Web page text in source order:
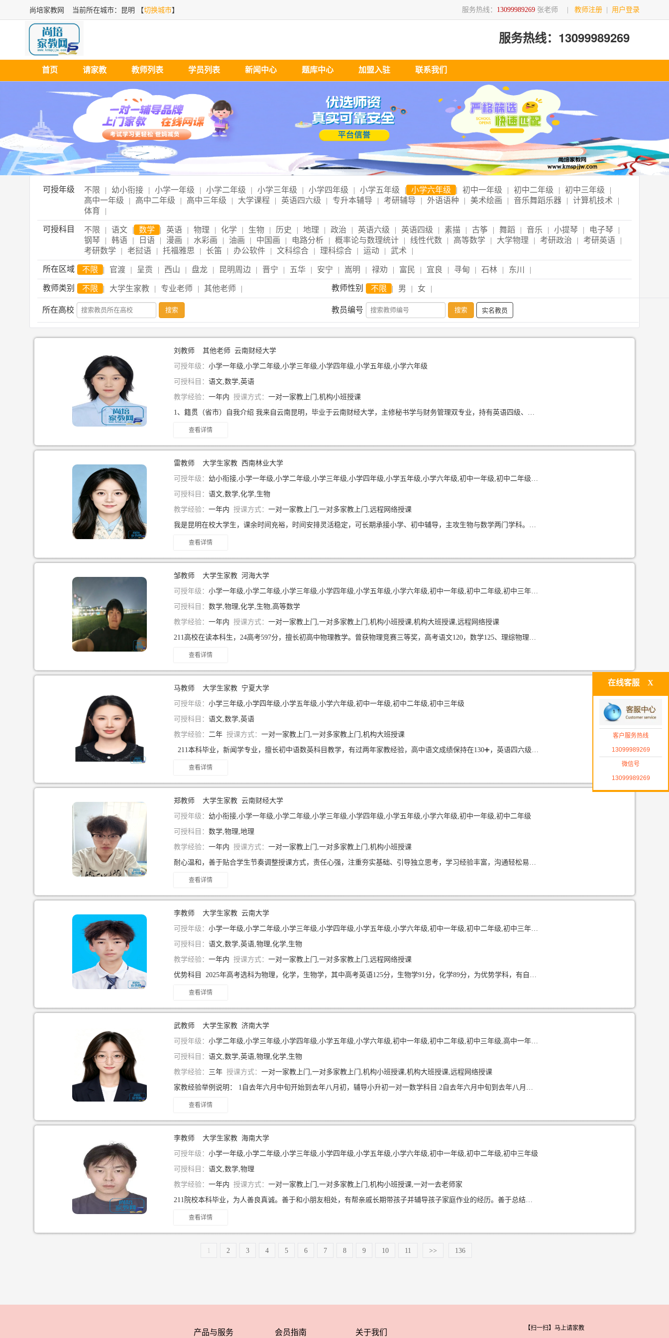
服务热线： 13099989269 张老师 教师注册 用户登录
尚培家教网 当前所在城市：昆明 【切换城市】
服务热线：13099989269
首页 请家教 教师列表 学员列表 新闻中心 题库中心 加盟入驻 联系我们
可授年级 不限 | 幼小衔接 | 小学一年级 | 小学二年级 | 小学三年级 | 小学四年级 | 小学五年级 | 小学六年级 | 初中一年级 | 初中二年级 | 初中三年级
|
高中一年级
| 高中二年级 | 高中三年级 | 大学课程 | 英语四六级 | 专升本辅导 | 考研辅导 | 外语语种 | 美术绘画 | 音乐舞蹈乐器 | 计算机技术
|
体育
|
可授科目 不限 | 语文 | 数学 | 英语 | 物理 | 化学 | 生物 | 历史 | 地理 | 政治 | 英语六级 | 英语四级 | 素描 | 古筝 | 舞蹈 | 音乐 | 小提琴 | 电子琴
|
钢琴
| 韩语 | 日语 | 漫画 | 水彩画 | 油画 | 中国画 | 电路分析 | 概率论与数理统计 | 线性代数 | 高等数学 | 大学物理 | 考研政治 | 考研英语
|
考研数学
| 老挝语 | 托福雅思 | 长笛 | 办公软件 | 文科综合 | 理科综合 | 运动 | 武术 |
所在区域 不限 | 官渡 | 呈贡 | 西山 | 盘龙 | 昆明周边 | 晋宁 | 五华 | 安宁 | 嵩明 | 禄劝 | 富民 | 宜良 | 寻甸 | 石林 | 东川 |
教师类别 不限 | 大学生家教 | 专业老师 | 其他老师 | 教师性别 不限 | 男 | 女 |
所在高校 教员编号 实名教员
刘教师 其他老师 云南财经大学
可授年级： 小学一年级,小学二年级,小学三年级,小学四年级,小学五年级,小学六年级
可授科目： 语文,数学,英语
教学经验： 一年内 授课方式： 一对一家教上门,机构小班授课
1、籍贯（省市）自我介绍 我来自云南昆明，毕业于云南财经大学，主修秘书学与财务管理双专业，持有英语四级、普通话二级乙等证书，长期从事小学语数英全科家教工作。 2、自我介绍及评价 我精通小学语数英全科知识，擅长定制个性化辅导方案，擅长趣味化教学调
查看详情
雷教师 大学生家教 西南林业大学
可授年级： 幼小衔接,小学一年级,小学二年级,小学三年级,小学四年级,小学五年级,小学六年级,初中一年级,初中二年级,初中三年级
可授科目： 语文,数学,化学,生物
教学经验： 一年内 授课方式： 一对一家教上门,一对多家教上门,远程网络授课
我是昆明在校大学生，课余时间充裕，时间安排灵活稳定，可长期承接小学、初中辅导，主攻生物与数学两门学科。保留初高中笔记，完整思维导图 学科基础扎实，高中时期生物单科取得全校第一名，熟练掌握初高中生物全部知识点、高频考点、
查看详情
邹教师 大学生家教 河海大学
可授年级： 小学一年级,小学二年级,小学三年级,小学四年级,小学五年级,小学六年级,初中一年级,初中二年级,初中三年级,高中一年级,高中二年级,高中三年级
可授科目： 数学,物理,化学,生物,高等数学
教学经验： 一年内 授课方式： 一对一家教上门,一对多家教上门,机构小班授课,机构大班授课,远程网络授课
211高校在读本科生，24高考597分，擅长初高中物理教学。曾获物理竞赛三等奖，高考语文120，数学125、理综物理102分，理科基础扎实。熟悉云南省昆明本地初高中物理考纲。在南京、常州有过上门家教经验，擅长梳理知识框架，条理清晰，耐心细致。尤其适合
查看详情
马教师 大学生家教 宁夏大学
可授年级： 小学三年级,小学四年级,小学五年级,小学六年级,初中一年级,初中二年级,初中三年级
可授科目： 语文,数学,英语
教学经验： 二年 授课方式： 一对一家教上门,一对多家教上门,机构大班授课
211本科毕业，新闻学专业，擅长初中语数英科目教学，有过两年家教经验，高中语文成绩保持在130➕，英语四六级已过，欢迎试听～
查看详情
郑教师 大学生家教 云南财经大学
可授年级： 幼小衔接,小学一年级,小学二年级,小学三年级,小学四年级,小学五年级,小学六年级,初中一年级,初中二年级
可授科目： 数学,物理,地理
教学经验： 一年内 授课方式： 一对一家教上门,一对多家教上门,机构小班授课
耐心温和，善于贴合学生节奏调整授课方式，责任心强，注重夯实基础、引导独立思考，学习经验丰富，沟通轻松易懂。 在暑假期间辅导小张同学数学从期末75到开学测97。
查看详情
李教师 大学生家教 云南大学
可授年级： 小学一年级,小学二年级,小学三年级,小学四年级,小学五年级,小学六年级,初中一年级,初中二年级,初中三年级,高中一年级,高中二年级,高中三年级
可授科目： 语文,数学,英语,物理,化学,生物
教学经验： 一年内 授课方式： 一对一家教上门,一对多家教上门,远程网络授课
优势科目 2025年高考选科为物理，化学，生物学，其中高考英语125分，生物学91分，化学89分，为优势学科，有自己独特的学习见解 教学经验 1、2025年暑假期间，辅导五年级学生王同学语数英作业以及
查看详情
武教师 大学生家教 济南大学
可授年级： 小学二年级,小学三年级,小学四年级,小学五年级,小学六年级,初中一年级,初中二年级,初中三年级,高中一年级,高中二年级,高中三年级
可授科目： 语文,数学,英语,物理,化学,生物
教学经验： 三年 授课方式： 一对一家教上门,一对多家教上门,机构小班授课,机构大班授课,远程网络授课
家教经验举例说明： 1自去年六月中旬开始到去年八月初，辅导小升初一对一数学科目 2自去年六月中旬到去年八月中，辅导初升高化学+数学科目 3辅导过初二语文科目，提分15+ 高考相关科目分数
查看详情
李教师 大学生家教 海南大学
可授年级： 小学一年级,小学二年级,小学三年级,小学四年级,小学五年级,小学六年级,初中一年级,初中二年级,初中三年级
可授科目： 语文,数学,物理
教学经验： 一年内 授课方式： 一对一家教上门,一对多家教上门,机构小班授课,一对一去老师家
211院校本科毕业，为人善良真诚。善于和小朋友相处，有帮亲戚长期带孩子并辅导孩子家庭作业的经历。善于总结学习方法，通过观察小朋友的学习方式、性格等因素，有的放矢的运用学习方法帮助孩子快速成长
查看详情
2 3 4 5 6 7 8 9 10 11 >> 136
产品与服务 会员指南 关于我们 【扫一扫】马上请家教
在线客服 X
客户服务热线
13099989269
微信号
13099989269